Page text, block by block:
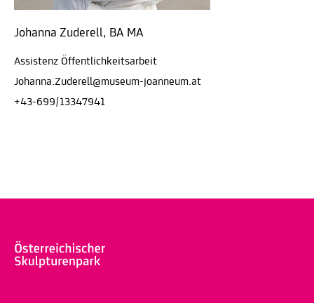
Johanna Zuderell, BA MA
Assistenz Öffentlichkeitsarbeit
Johanna.Zuderell@museum-joanneum.at
+43-699/13347941